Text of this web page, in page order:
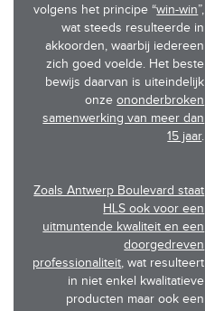
volgens het principe “win-win”,
wat steeds resulteerde in
akkoorden, waarbij iedereen
zich goed voelde. Het beste
bewijs daarvan is uiteindelijk
onzeononderbroken
samenwerking van meer dan
15 jaar.
Zoals Antwerp Boulevard staat
HLS ook voor een
uitmuntende kwaliteit en een
doorgedreven
professionaliteit, wat resulteert
in niet enkel kwalitatieve
producten maar ook een